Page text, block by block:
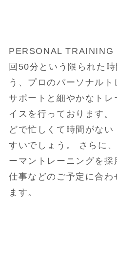
PERSONAL TRAINING
回50分という限られた
う、プロのパーソナル
サポートと細やかなト
イスを行っております
どで忙しくて時間がな
すいでしょう。 さらに
ーマントレーニングを
仕事などのご予定に合
ます。